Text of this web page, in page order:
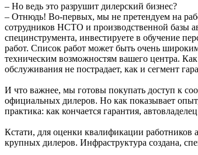
– Но ведь это разрушит дилерский бизнес?
– Отнюдь! Во-первых, мы не претендуем на
сотрудников НСТО и производственной базы
специнструмента, инвестируете в обучение
работ. Список работ может быть очень
техническим возможностям вашего центра.
обслуживания не пострадает, как и сегмент
И что важнее, мы готовы покупать доступ к
официальных дилеров. Но как показывает
практика: как кончается гарантия,
Кстати, для оценки квалификации
крупных дилеров. Инфраструктура создана,